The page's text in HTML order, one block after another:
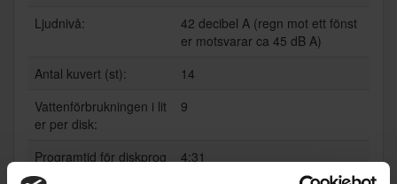
Ljudnivå:
42 decibel A (regn mot ett fönst
er motsvarar ca 45 dB A)
Antal kuvert (st):
14
Vattenförbrukningen i lit
er per disk:
9
Programtid för diskprog
ramet, EKO:
4:31